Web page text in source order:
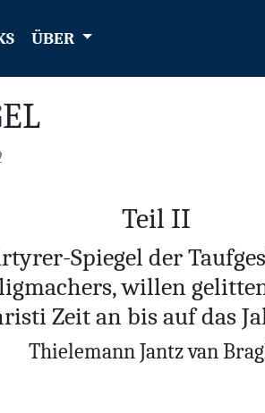
ÜBER
Teil II
Spiegel der
willen
Zeit an bis auf das
Thielemann Jantz van